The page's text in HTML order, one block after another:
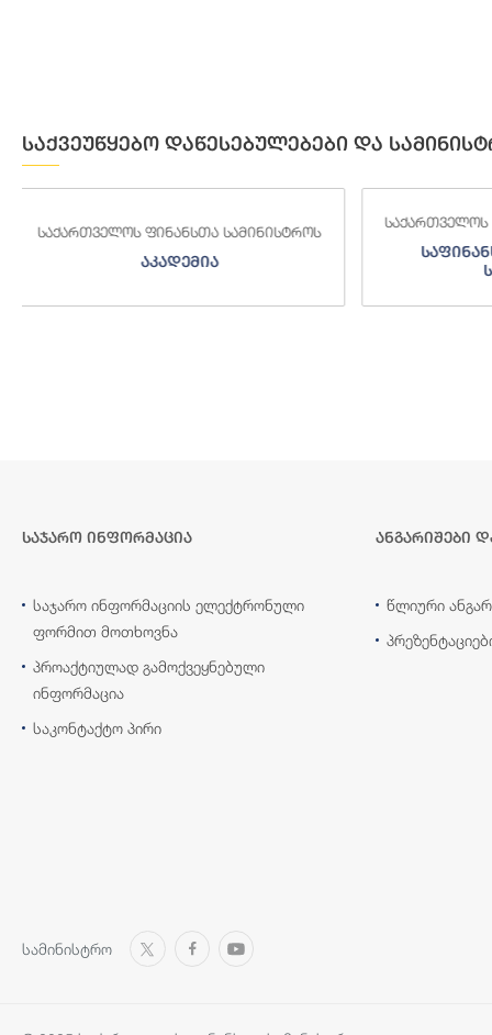
საქვეუწყებო დაწესებულებები და
საფინანსო-ანალიტიკური
სამსახური
საჯარო ინფორმაცია
საჯარო ინფორმაციის ელექტრონული
ფორმით მოთხოვნა
პროაქტიულად გამოქვეყნებული
ინფორმაცია
საკონტაქტო პირი
ანგარიშები
წლიური
სამინისტრო